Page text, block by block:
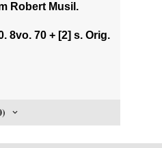
Robert Musil.
8vo. 70 + [2] s. Orig.